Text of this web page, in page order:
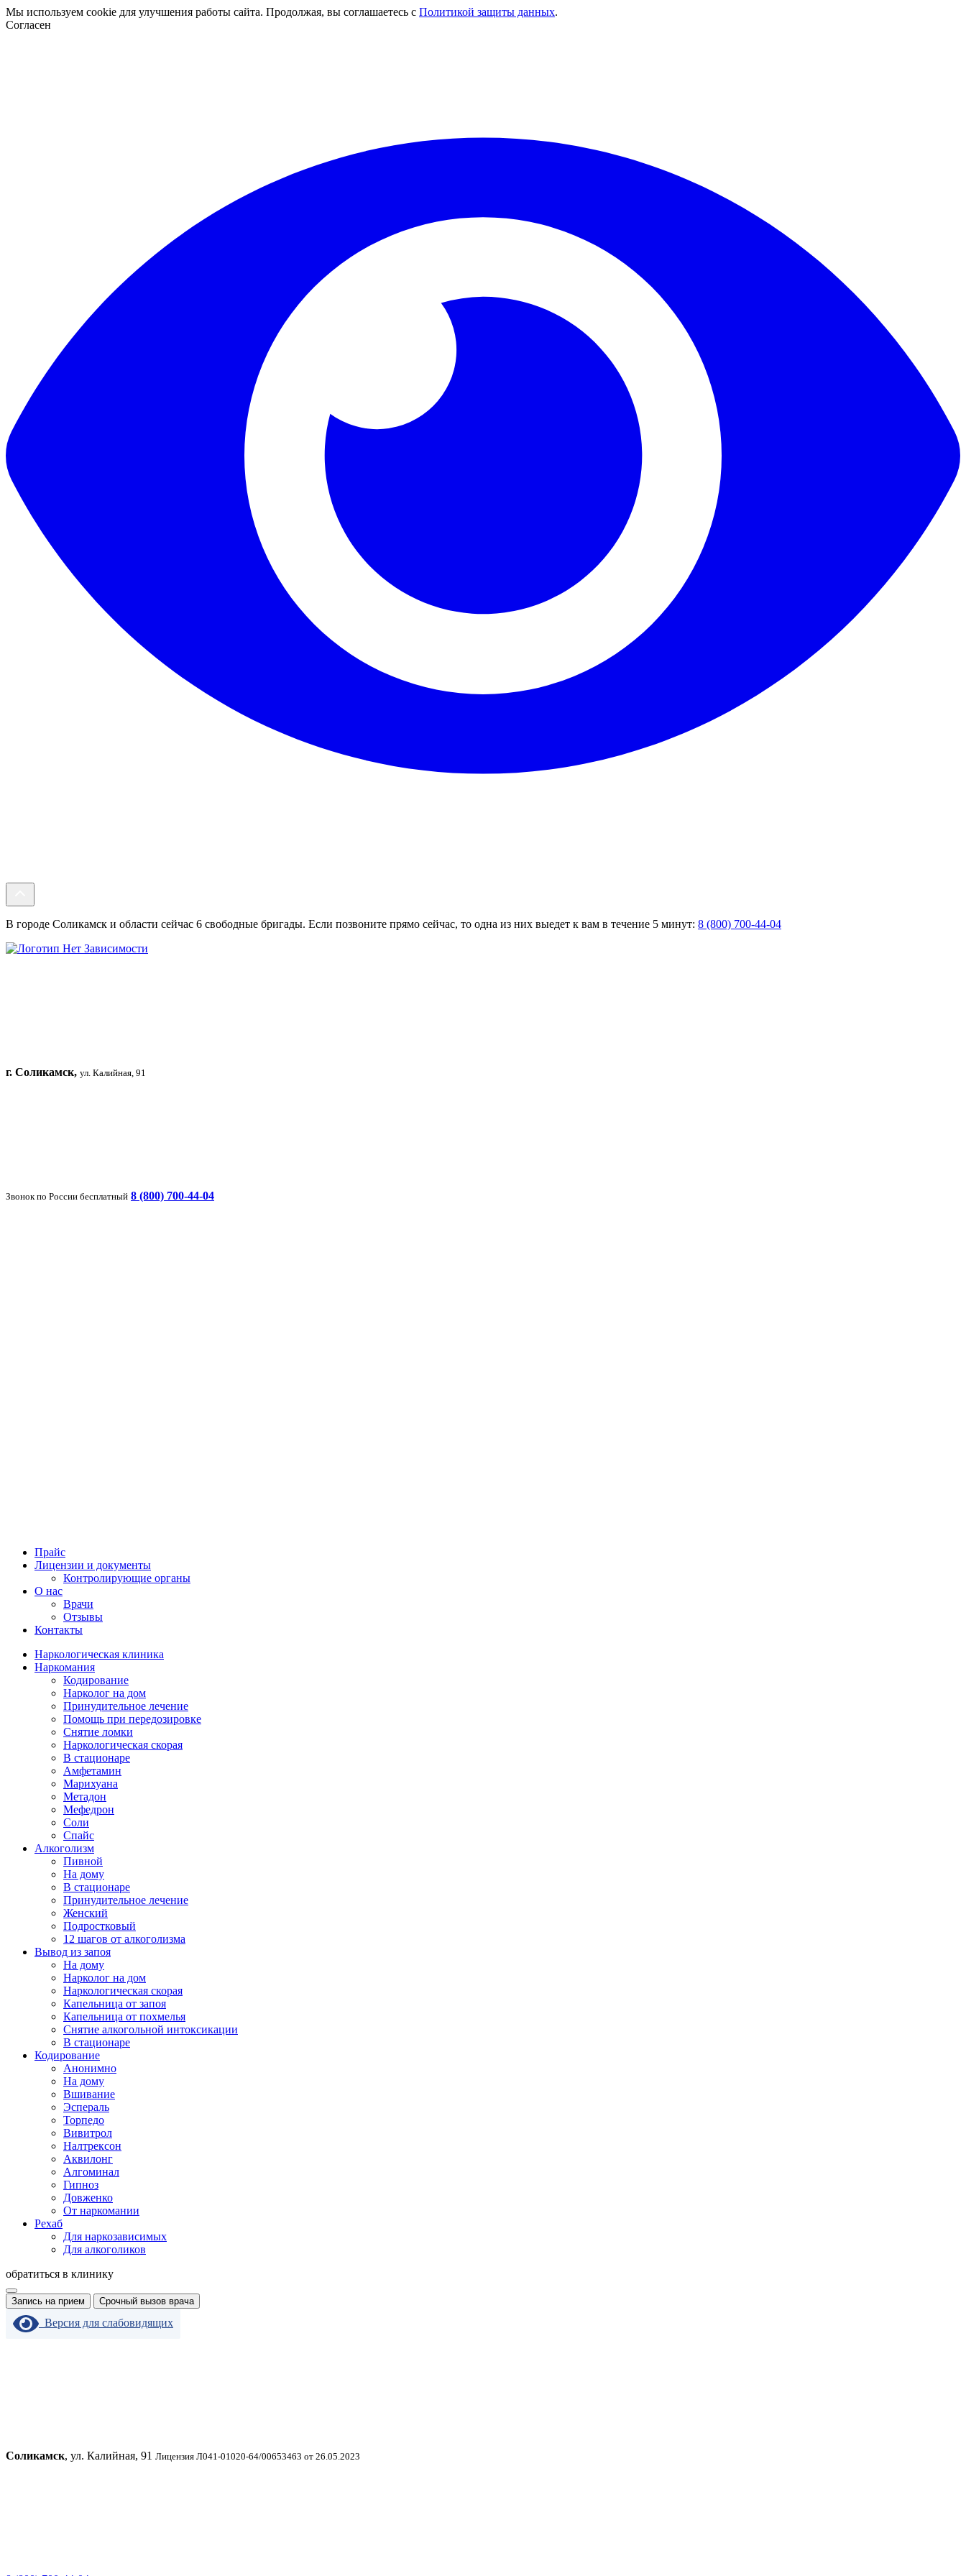
Мы используем cookie для улучшения работы сайта. Продолжая, вы соглашаетесь с Политикой защиты данных.
Согласен
В городе Соликамск и области сейчас 6 свободные бригады. Если позвоните прямо сейчас, то одна из них выедет к вам в течение 5 минут: 8 (800) 700-44-04
г. Соликамск, ул. Калийная, 91
Звонок по России бесплатный 8 (800) 700-44-04
Прайс
Лицензии и документы
Контролирующие органы
О нас
Врачи
Отзывы
Контакты
Наркологическая клиника
Наркомания
Кодирование
Нарколог на дом
Принудительное лечение
Помощь при передозировке
Снятие ломки
Наркологическая скорая
В стационаре
Амфетамин
Марихуана
Метадон
Мефедрон
Соли
Спайс
Алкоголизм
Пивной
На дому
В стационаре
Принудительное лечение
Женский
Подростковый
12 шагов от алкоголизма
Вывод из запоя
На дому
Нарколог на дом
Наркологическая скорая
Капельница от запоя
Капельница от похмелья
Снятие алкогольной интоксикации
В стационаре
Кодирование
Анонимно
На дому
Вшивание
Эспераль
Торпедо
Вивитрол
Налтрексон
Аквилонг
Алгоминал
Гипноз
Довженко
От наркомании
Рехаб
Для наркозависимых
Для алкоголиков
обратиться в клинику
Запись на прием Срочный вызов врача
Версия для слабовидящих
Соликамск, ул. Калийная, 91 Лицензия Л041-01020-64/00653463 от 26.05.2023